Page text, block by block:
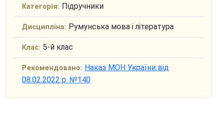
Категорія: Підручники
Дисципліна: Румунська мова і література
Клас: 5-й клас
Рекомендовано: Наказ МОН України від
08.02.2022 р. №140